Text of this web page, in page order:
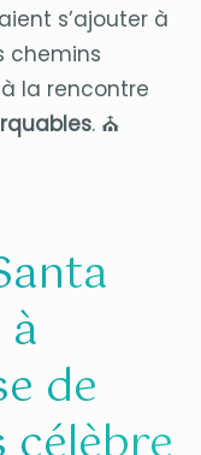
s’ajouter à
chemins
la rencontre
. ⛪️
de